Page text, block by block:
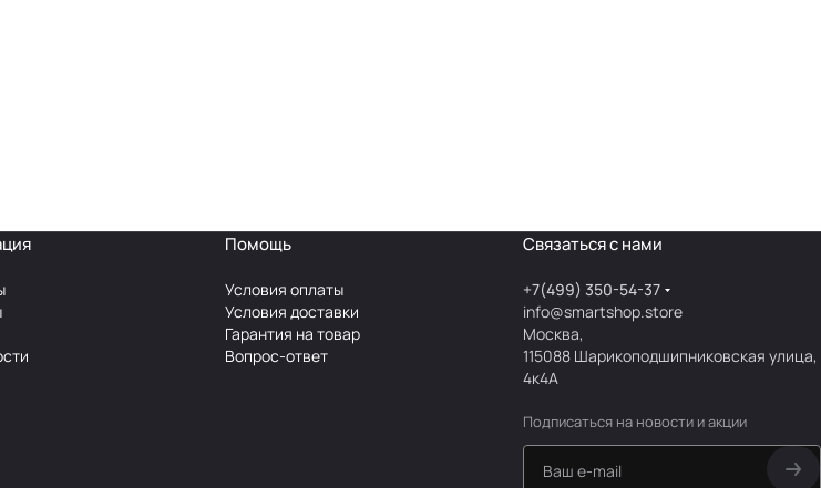
Помощь
Условия оплаты
Условия доставки
Гарантия на товар
Вопрос-ответ
Связаться с нами
+7(499) 350-54-37
info@smartshop.store
Москва,
115088 Шарикоподшипниковская улица,
4к4А
Подписаться на новости и акции